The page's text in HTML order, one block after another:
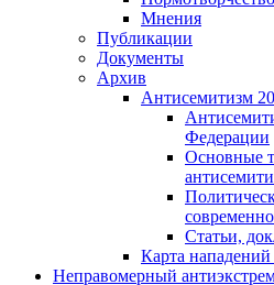
Мнения
Публикации
Документы
Архив
Антисемитизм
Федерации
Основные
Статьи,
Карта
Неправомерный